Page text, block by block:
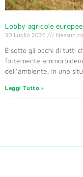
Lobby agricole
30 Luglio 2026 Nessun
È sotto gli occhi di tutti
fortemente
dell’ambiente. In una
Leggi Tutto »